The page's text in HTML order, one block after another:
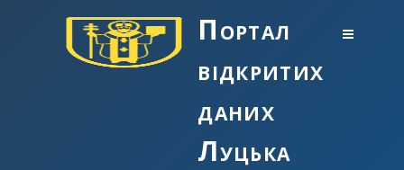
Портал
відкритих
даних
Луцька